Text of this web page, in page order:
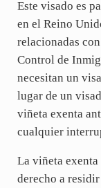
Este visado es
en el Reino
relacionadas
Control de
necesitan un
lugar de un
viñeta exenta
cualquier
La viñeta exenta
derecho a